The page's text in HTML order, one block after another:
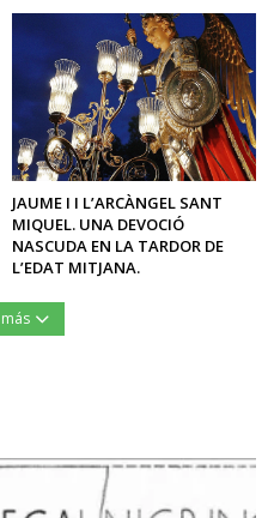
JAUME I I L’ARCÀNGEL SANT
MIQUEL. UNA DEVOCIÓ
NASCUDA EN LA TARDOR DE
L’EDAT MITJANA.